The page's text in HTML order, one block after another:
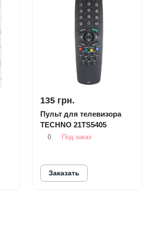
135 грн.
Пульт для телевизора
TECHNO 21TS5405
0 Под заказ
Заказать